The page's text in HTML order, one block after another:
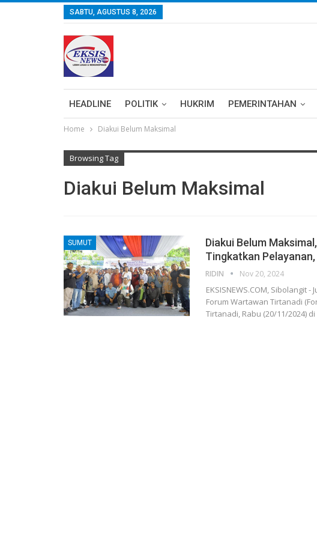
SABTU, AGUSTUS 8, 2026
HEADLINE POLITIK HUKRIM PEMERINTAHAN
Home Diakui Belum Maksimal
Browsing Tag
Diakui Belum Maksimal
SUMUT
Diakui Belum
Tingkatkan
RIDIN Nov 20, 2024
EKSISNEWS.COM, Sibolangit
Forum Wartawan Tirtanadi
Tirtanadi, Rabu (20/11/2024)